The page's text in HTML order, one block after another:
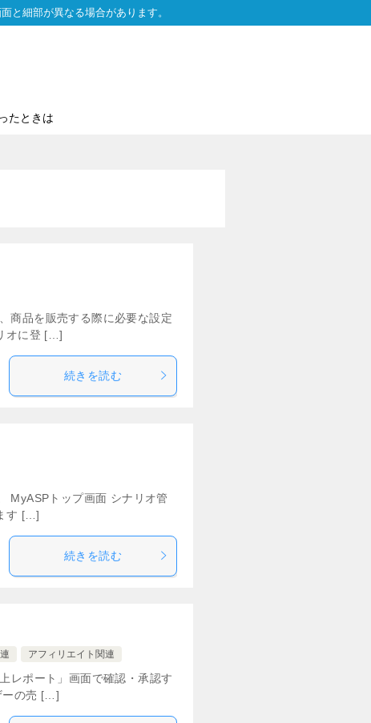
と細部が異なる場合があります。
たときは
商品を販売する際に必要な設定
オに登 […]
続きを読む
MyASPトップ画面 シナリオ管
す […]
続きを読む
アフィリエイト関連
レポート」画面で確認・承認す
ーの売 […]